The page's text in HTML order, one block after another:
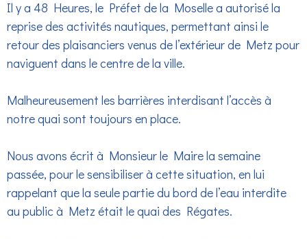
Il y a 48 Heures, le Préfet de la Moselle a autorisé la
reprise des activités nautiques, permettant ainsi le
retour des plaisanciers venus de l’extérieur de Metz pour
naviguent dans le centre de la ville.
Malheureusement les barrières interdisant l’accès à
notre quai sont toujours en place.
Nous avons écrit à Monsieur le Maire la semaine
passée, pour le sensibiliser à cette situation, en lui
rappelant que la seule partie du bord de l’eau interdite
au public à Metz était le quai des Régates.